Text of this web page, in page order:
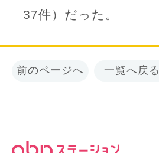
37件）だった。
前のページへ 一覧へ戻る